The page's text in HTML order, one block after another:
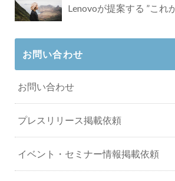
Lenovoが提案する ”これ
お問い合わせ
お問い合わせ
プレスリリース掲載依頼
イベント・セミナー情報掲載依頼